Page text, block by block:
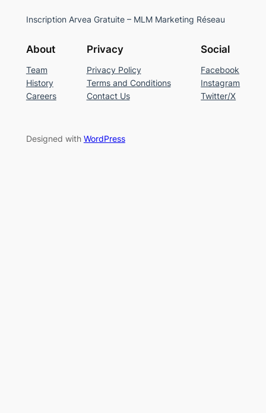
Inscription Arvea Gratuite – MLM Marketing Réseau
About
Team
History
Careers
Privacy
Privacy Policy
Terms and Conditions
Contact Us
Social
Facebook
Instagram
Twitter/X
Designed with WordPress